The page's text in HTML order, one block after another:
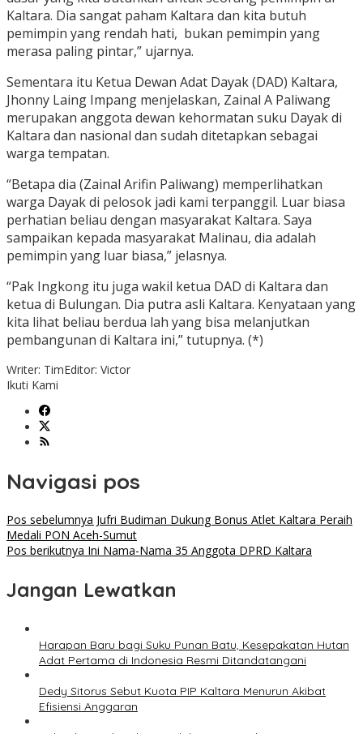
Kaltara. Dia sangat paham Kaltara dan kita butuh
pemimpin yang rendah hati, bukan pemimpin yang
merasa paling pintar,” ujarnya.
Sementara itu Ketua Dewan Adat Dayak (DAD) Kaltara,
Jhonny Laing Impang menjelaskan, Zainal A Paliwang
merupakan anggota dewan kehormatan suku Dayak di
Kaltara dan nasional dan sudah ditetapkan sebagai
warga tempatan.
“Betapa dia (Zainal Arifin Paliwang) memperlihatkan
warga Dayak di pelosok jadi kami terpanggil. Luar biasa
perhatian beliau dengan masyarakat Kaltara. Saya
sampaikan kepada masyarakat Malinau, dia adalah
pemimpin yang luar biasa,” jelasnya.
“Pak Ingkong itu juga wakil ketua DAD di Kaltara dan
ketua di Bulungan. Dia putra asli Kaltara. Kenyataan yang
kita lihat beliau berdua lah yang bisa melanjutkan
pembangunan di Kaltara ini,” tutupnya. (*)
Writer: TimEditor: Victor
Ikuti Kami
Navigasi pos
Pos sebelumnya Jufri Budiman Dukung Bonus Atlet Kaltara Peraih
Medali PON Aceh-Sumut
Pos berikutnya Ini Nama-Nama 35 Anggota DPRD Kaltara
Jangan Lewatkan
Harapan Baru bagi Suku Punan Batu, Kesepakatan Hutan
Adat Pertama di Indonesia Resmi Ditandatangani
Dedy Sitorus Sebut Kuota PIP Kaltara Menurun Akibat
Efisiensi Anggaran